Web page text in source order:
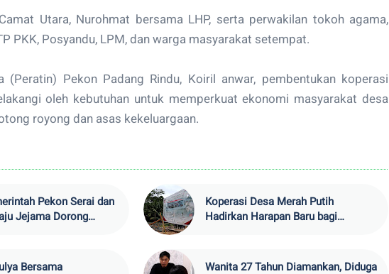
Utara, Nurohmat bersama LHP, serta perwakilan tokoh agama,
PKK, Posyandu, LPM, dan warga masyarakat setempat.
(Peratin) Pekon Padang Rindu, Koiril anwar, pembentukan koperasi
oleh kebutuhan untuk memperkuat ekonomi masyarakat desa
royong dan asas kekeluargaan.
Pekon Serai dan
Jejama Dorong
Koperasi Desa Merah Putih
Hadirkan Harapan Baru bagi
Bersama
Wanita 27 Tahun Diamankan, Diduga